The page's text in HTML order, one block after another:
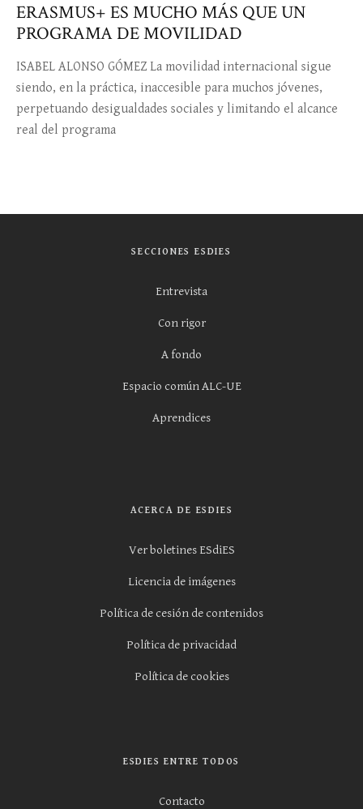
ERASMUS+ ES MUCHO MÁS QUE UN
PROGRAMA DE MOVILIDAD
ISABEL ALONSO GÓMEZ La movilidad internacional sigue
siendo, en la práctica, inaccesible para muchos jóvenes,
perpetuando desigualdades sociales y limitando el alcance
real del programa
SECCIONES ESDIES
Entrevista
Con rigor
A fondo
Espacio común ALC-UE
Aprendices
ACERCA DE ESDIES
Ver boletines ESdiES
Licencia de imágenes
Política de cesión de contenidos
Política de privacidad
Política de cookies
ESDIES ENTRE TODOS
Contacto